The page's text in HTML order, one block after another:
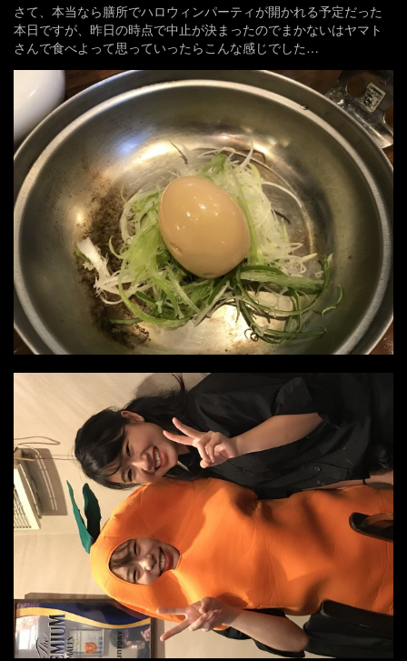
さて、本当なら膳所でハロウィンパーティが開かれる予定だった
本日ですが、昨日の時点で中止が決まったのでまかないはヤマト
さんで食べよって思っていったらこんな感じでした…